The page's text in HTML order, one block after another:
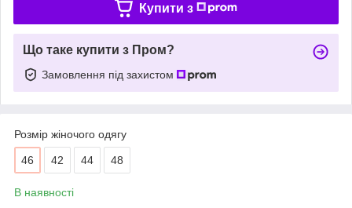
Купити з
Що таке купити з Пром?
Замовлення під захистом
Розмір жіночого одягу
46 42 44 48
В наявності